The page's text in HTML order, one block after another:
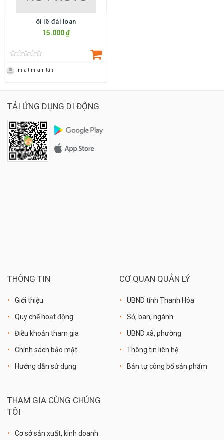
ôi lê đài loan
15.000 ₫
mía tím kim tân
TẢI ỨNG DỤNG DI ĐỘNG
THÔNG TIN
Giới thiệu
Quy chế hoạt động
Điều khoản tham gia
Chính sách bảo mật
Hướng dẫn sử dụng
CƠ QUAN QUẢN LÝ
UBND tỉnh Thanh Hóa
Sở, ban, ngành
UBND xã, phường
Thông tin liên hệ
Bản tự công bố sản phẩm
THAM GIA CÙNG CHÚNG
TÔI
Cơ sở sản xuất, kinh doanh